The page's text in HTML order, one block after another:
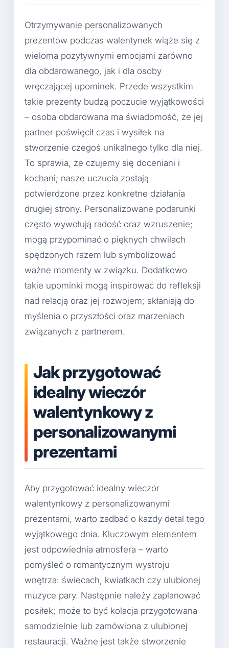
Otrzymywanie personalizowanych
prezentów podczas walentynek wiąże się z
wieloma pozytywnymi emocjami zarówno
dla obdarowanego, jak i dla osoby
wręczającej upominek. Przede wszystkim
takie prezenty budzą poczucie wyjątkowości
– osoba obdarowana ma świadomość, że jej
partner poświęcił czas i wysiłek na
stworzenie czegoś unikalnego tylko dla niej.
To sprawia, że czujemy się doceniani i
kochani; nasze uczucia zostają
potwierdzone przez konkretne działania
drugiej strony. Personalizowane podarunki
często wywołują radość oraz wzruszenie;
mogą przypominać o pięknych chwilach
spędzonych razem lub symbolizować
ważne momenty w związku. Dodatkowo
takie upominki mogą inspirować do refleksji
nad relacją oraz jej rozwojem; skłaniają do
myślenia o przyszłości oraz marzeniach
związanych z partnerem.
Jak przygotować
idealny wieczór
walentynkowy z
personalizowanymi
prezentami
Aby przygotować idealny wieczór
walentynkowy z personalizowanymi
prezentami, warto zadbać o każdy detal tego
wyjątkowego dnia. Kluczowym elementem
jest odpowiednia atmosfera – warto
pomyśleć o romantycznym wystroju
wnętrza: świecach, kwiatkach czy ulubionej
muzyce pary. Następnie należy zaplanować
posiłek; może to być kolacja przygotowana
samodzielnie lub zamówiona z ulubionej
restauracji. Ważne jest także stworzenie